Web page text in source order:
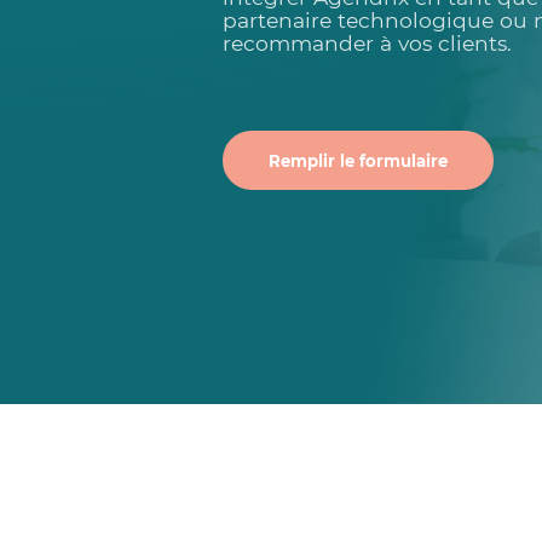
partenaire technologique ou
recommander à vos clients.
Remplir le formulaire